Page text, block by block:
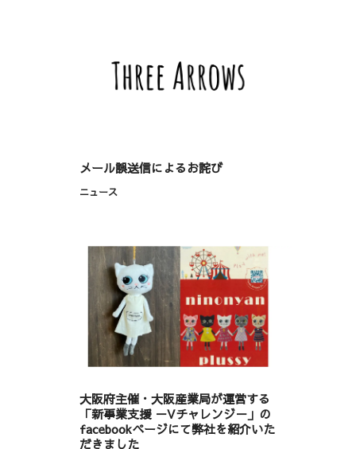
メール誤送信によるお詫び
ニュース
大阪府主催・大阪産業局が運営する
「新事業支援 －Vチャレンジ－」の
facebookページにて弊社を紹介いた
だきました